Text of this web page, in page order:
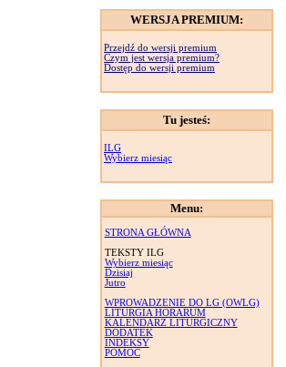
WERSJA PREMIUM:
Przejdź do wersji premium
Czym jest wersja premium?
Dostęp do wersji premium
Tu jesteś:
ILG
Wybierz miesiąc
Menu:
STRONA GŁÓWNA
TEKSTY ILG
Wybierz miesiąc
Dzisiaj
Jutro
WPROWADZENIE DO LG (OWLG)
LITURGIA HORARUM
KALENDARZ LITURGICZNY
DODATEK
INDEKSY
POMOC